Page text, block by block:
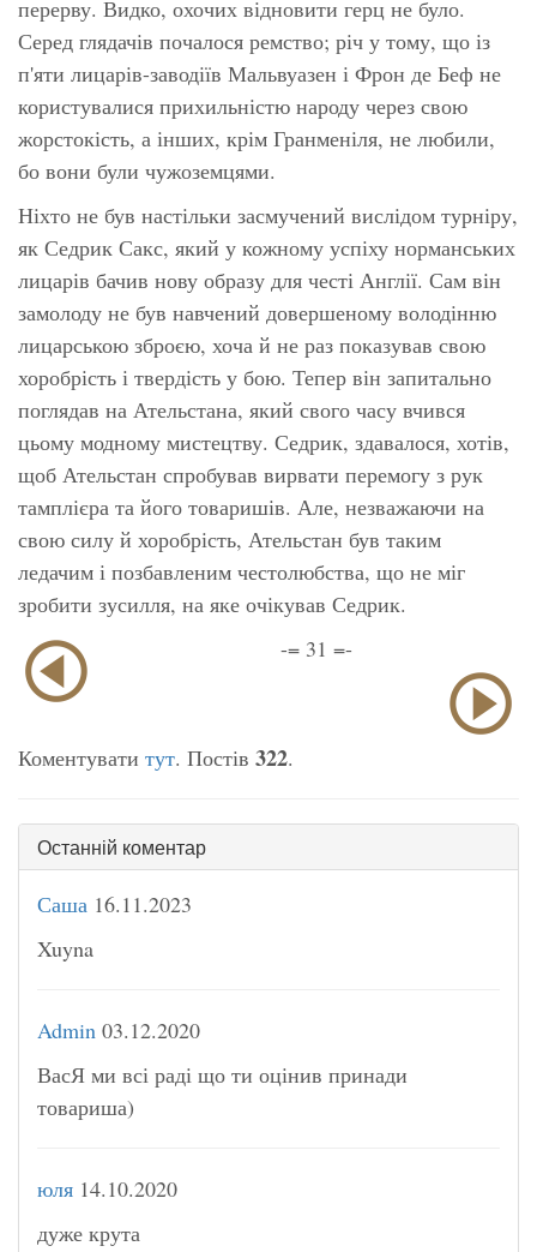
перерву. Видко, охочих відновити герц не було.
Серед глядачів почалося ремство; річ у тому, що із
п'яти лицарів-заводіїв Мальвуазен і Фрон де Беф не
користувалися прихильністю народу через свою
жорстокість, а інших, крім Гранменіля, не любили,
бо вони були чужоземцями.
Ніхто не був настільки засмучений вислідом турніру,
як Седрик Сакс, який у кожному успіху норманських
лицарів бачив нову образу для честі Англії. Сам він
замолоду не був навчений довершеному володінню
лицарською зброєю, хоча й не раз показував свою
хоробрість і твердість у бою. Тепер він запитально
поглядав на Ательстана, який свого часу вчився
цьому модному мистецтву. Седрик, здавалося, хотів,
щоб Ательстан спробував вирвати перемогу з рук
тамплієра та його товаришів. Але, незважаючи на
свою силу й хоробрість, Ательстан був таким
ледачим і позбавленим честолюбства, що не міг
зробити зусилля, на яке очікував Седрик.
-= 31 =-
Коментувати тут. Постів 322.
Останній коментар
Саша 16.11.2023
Xuyna
Admin 03.12.2020
ВасЯ ми всі раді що ти оцінив принади
товариша)
юля 14.10.2020
дуже крута